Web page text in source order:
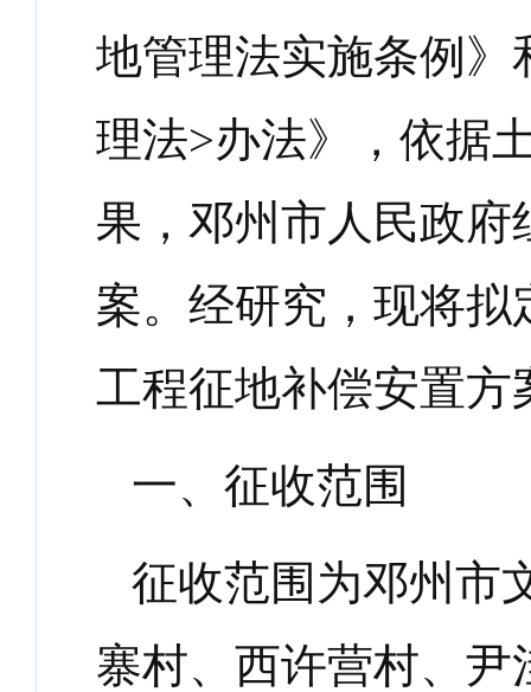
地管理法实施条例》
理法>办法》，依据
果，邓州市人民政
案。经研究，现将拟
工程征地补偿安置
一、征收范围
征收范围为邓州市
寨村、西许营村、